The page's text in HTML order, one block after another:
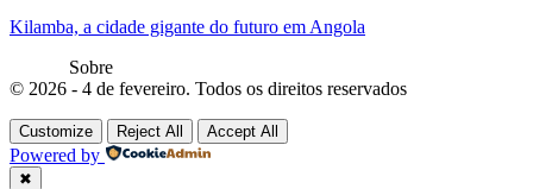
Kilamba, a cidade gigante do futuro em Angola
Sobre
© 2026 - 4 de fevereiro. Todos os direitos reservados
Customize Reject All Accept All
Powered by
✖